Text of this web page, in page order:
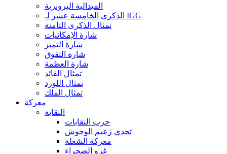
الميدالية البرونزية
الذكرى الخامسة عشر لـ IGG
تمثال الذكرى الثامنة
شارة الإمكانيات
شارة التميز
شارة التفوق
شارة العظمة
تمثال القائد
تمثال اللورد
تمثال الملك
معركة
النقابة
حرب النقابات
تحدي زعيم الوحوش
معركة الشعلة
غزو الصحراء